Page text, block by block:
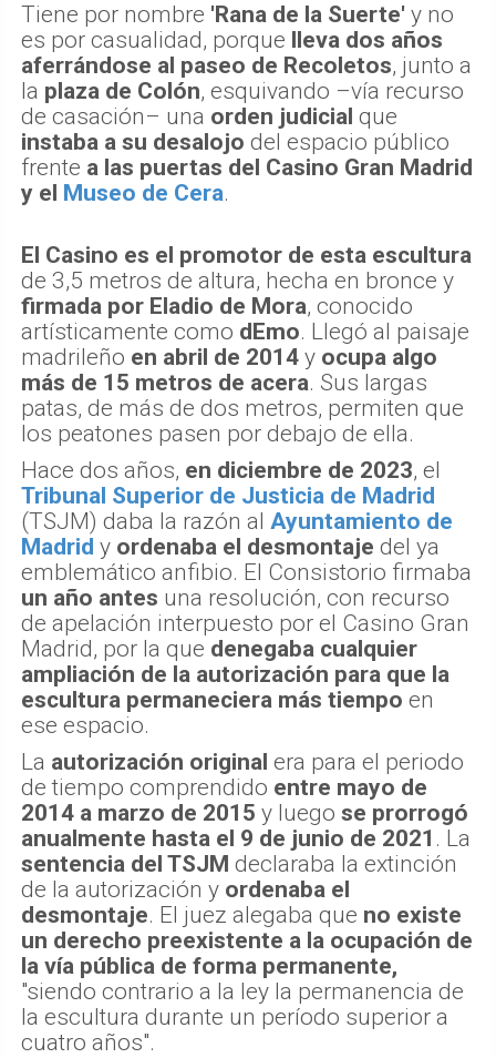
Tiene por nombre 'Rana de la Suerte' y no
es por casualidad, porque lleva dos años
aferrándose al paseo de Recoletos, junto a
la plaza de Colón, esquivando –vía recurso
de casación– una orden judicial que
instaba a su desalojo del espacio público
frente a las puertas del Casino Gran Madrid
y el Museo de Cera.
El Casino es el promotor de esta escultura
de 3,5 metros de altura, hecha en bronce y
firmada por Eladio de Mora, conocido
artísticamente como dEmo. Llegó al paisaje
madrileño en abril de 2014 y ocupa algo
más de 15 metros de acera. Sus largas
patas, de más de dos metros, permiten que
los peatones pasen por debajo de ella.
Hace dos años, en diciembre de 2023, el
Tribunal Superior de Justicia de Madrid
(TSJM) daba la razón al Ayuntamiento de
Madrid y ordenaba el desmontaje del ya
emblemático anfibio. El Consistorio firmaba
un año antes una resolución, con recurso
de apelación interpuesto por el Casino Gran
Madrid, por la que denegaba cualquier
ampliación de la autorización para que la
escultura permaneciera más tiempo en
ese espacio.
La autorización original era para el periodo
de tiempo comprendido entre mayo de
2014 a marzo de 2015 y luego se prorrogó
anualmente hasta el 9 de junio de 2021 . La
sentencia del TSJM declaraba la extinción
de la autorización y ordenaba el
desmontaje. El juez alegaba que no existe
un derecho preexistente a la ocupación de
la vía pública de forma permanente,
"siendo contrario a la ley la permanencia de
la escultura durante un período superior a
cuatro años".